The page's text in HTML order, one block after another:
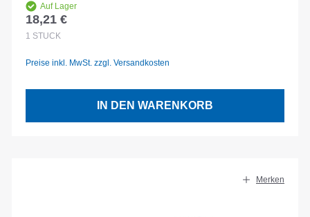
Auf Lager
Regulärer Preis:
18,21 €
1 STÜCK
Preise inkl. MwSt. zzgl. Versandkosten
IN DEN WARENKORB
Merken